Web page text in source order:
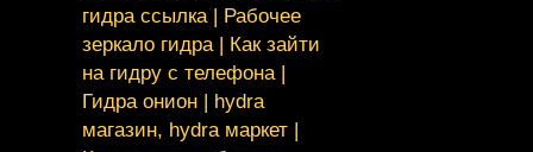
гидра ссылка | Рабочее
зеркало гидра | Как зайти
на гидру с телефона |
Гидра онион | hydra
магазин, hydra маркет |